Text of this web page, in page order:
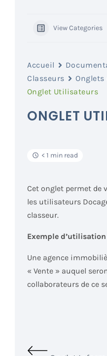
View Categories
Accueil
Classeurs
Onglets
Onglet Utilisateurs
ONGLET
< 1 min read
Cet onglet permet de
les utilisateurs
classeur.
Exemple d’utilisation
Une agence
« Vente » auquel
collaborateurs de ce